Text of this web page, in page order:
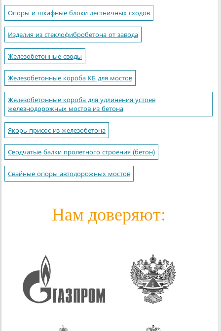
Опоры и шкафные блоки лестничных сходов
Изделия из стеклофибробетона от завода
Железобетонные своды
Железобетонные короба КБ для мостов
Железобетонные короба для удлинения устоев
железнодорожных мостов из бетона
Якорь-присос из железобетона
Сводчатые балки пролетного строения (бетон)
Свайные опоры автодорожных мостов
Нам доверяют: